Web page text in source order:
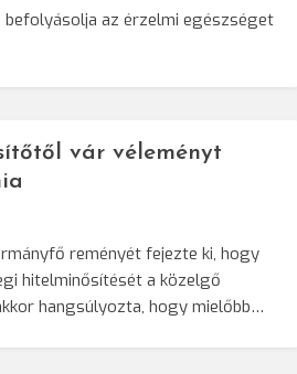
befolyásolja az érzelmi egészséget
vár véleményt
reményét fejezte ki, hogy
hitelminősítését a közelgő
hangsúlyozta, hogy mielőbb…